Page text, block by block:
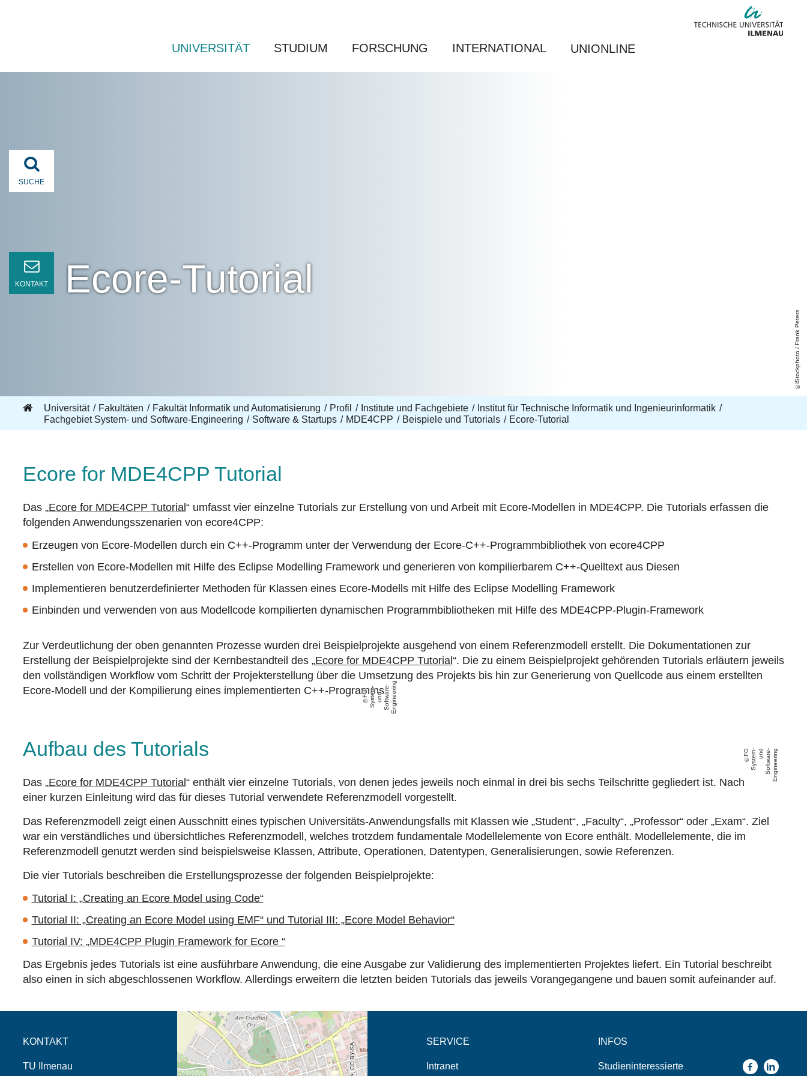
UNIVERSITÄT STUDIUM FORSCHUNG INTERNATIONAL UNIONLINE
iStockphoto / Frank Peters
SUCHE
KONTAKT Ecore-Tutorial
Universität Fakultäten Fakultät Informatik und Automatisierung Profil Institute und Fachgebiete
Institut für Technische Informatik und Ingenieurinformatik
Fachgebiet System- und Software-Engineering
Software & Startups MDE4CPP Beispiele und Tutorials Ecore-Tutorial
Ecore for MDE4CPP Tutorial
Das „Ecore for MDE4CPP Tutorial “ umfasst vier einzelne Tutorials zur Erstellung von und Arbeit mit Ecore-Modellen in MDE4CPP. Die Tutorials erfassen die
folgenden Anwendungsszenarien von ecore4CPP:
Erzeugen von Ecore-Modellen durch ein C++-Programm unter der Verwendung der Ecore-C++-Programmbibliothek von ecore4CPP
Erstellen von Ecore-Modellen mit Hilfe des Eclipse Modelling Framework und generieren von kompilierbarem C++-Quelltext aus Diesen
Implementieren benutzerdefinierter Methoden für Klassen eines Ecore-Modells mit Hilfe des Eclipse Modelling Framework
Einbinden und verwenden von aus Modellcode kompilierten dynamischen Programmbibliotheken mit Hilfe des MDE4CPP-Plugin-Framework
Zur Verdeutlichung der oben genannten Prozesse wurden drei Beispielprojekte ausgehend von einem Referenzmodell erstellt. Die Dokumentationen zur
Erstellung der Beispielprojekte sind der Kernbestandteil des „Ecore for MDE4CPP Tutorial “. Die zu einem Beispielprojekt gehörenden Tutorials erläutern jeweils
den vollständigen Workflow vom Schritt der Projekterstellung über die Umsetzung des Projekts bis hin zur Generierung von Quellcode aus einem erstellten
Ecore-Modell und der Kompilierung eines implementierten C++-Programms.
F
G
S
y
s
t e
m -
u
n d
S
o
f
t
w a
r e -
E
n
gi
n
e
e
ri ng
Aufbau des Tutorials F
G
S
y
s
t
e
m
-
u
n
d
S
o
f
t
w
a
r
e
-
E
n
gi
n
e
e
ri
n g
Das „Ecore for MDE4CPP Tutorial “ enthält vier einzelne Tutorials, von denen jedes jeweils noch einmal in drei bis sechs Teilschritte gegliedert ist. Nach
einer kurzen Einleitung wird das für dieses Tutorial verwendete Referenzmodell vorgestellt.
Das Referenzmodell zeigt einen Ausschnitt eines typischen Universitäts-Anwendungsfalls mit Klassen wie „Student“, „Faculty“, „Professor“ oder „Exam“. Ziel
war ein verständliches und übersichtliches Referenzmodell, welches trotzdem fundamentale Modellelemente von Ecore enthält. Modellelemente, die im
Referenzmodell genutzt werden sind beispielsweise Klassen, Attribute, Operationen, Datentypen, Generalisierungen, sowie Referenzen.
Die vier Tutorials beschreiben die Erstellungsprozesse der folgenden Beispielprojekte:
Tutorial I: „Creating an Ecore Model using Code“
Tutorial II: „Creating an Ecore Model using EMF“ und Tutorial III: „Ecore Model Behavior“
Tutorial IV: „MDE4CPP Plugin Framework for Ecore “
Das Ergebnis jedes Tutorials ist eine ausführbare Anwendung, die eine Ausgabe zur Validierung des implementierten Projektes liefert. Ein Tutorial beschreibt
also einen in sich abgeschlossenen Workflow. Allerdings erweitern die letzten beiden Tutorials das jeweils Vorangegangene und bauen somit aufeinander auf.
KONTAKT
TU Ilmenau
Öffnet die Anfahrtsbeschreibung in neuem
Tab (Karte)
SERVICE
Intranet
INFOS
Studieninteressierte